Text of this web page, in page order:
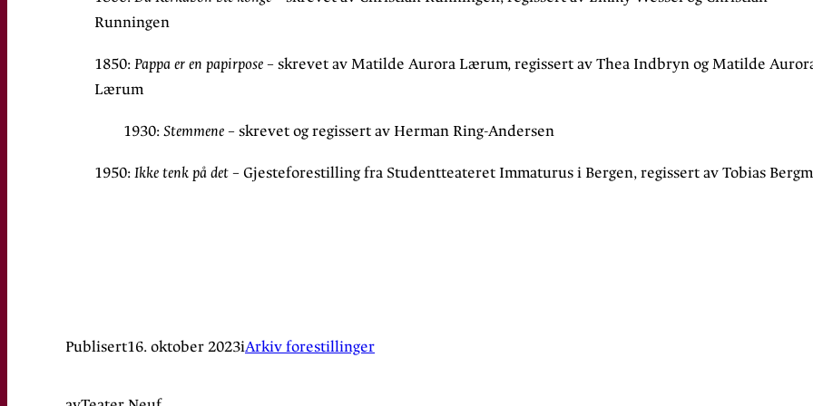
Runningen
1850:Pappa er en papirpose– skrevet av Matilde Aurora Lærum, regissert av Thea Indbryn og Matilde
Lærum
1930:Stemmene– skrevet og regissert av Herman Ring-Andersen
1950:Ikke tenk på det– Gjesteforestilling fra Studentteateret Immaturus i Bergen, regissert av Tobias
Publisert16. oktober 2023iArkiv forestillinger